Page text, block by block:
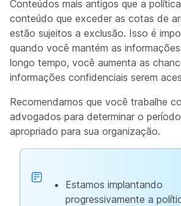
Conteúdos mais antigos que a
conteúdo que exceder as cotas de
estão sujeitos a exclusão. Isso é
quando você mantém as
longo tempo, você aumenta as
informações confidenciais serem
Recomendamos que você trabalhe
advogados para determinar o
apropriado para sua organização.
Estamos implantando
progressivamente a